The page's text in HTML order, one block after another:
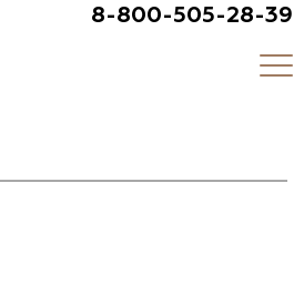
8-800-505-28-39